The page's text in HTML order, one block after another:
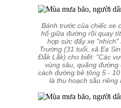
Bánh trước của chiếc xe
hố giữa đường rồi quay
hợp sức đẩy xe "nhích"
Trường (31 tuổi, xã Ea
Đắk Lắk) cho biết: "Các
vùng sâu, quãng đường
cách đường bê tông 5 -
là thu hoạch sầu riêng